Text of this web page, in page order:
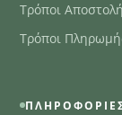
Τρόποι
Τρόποι